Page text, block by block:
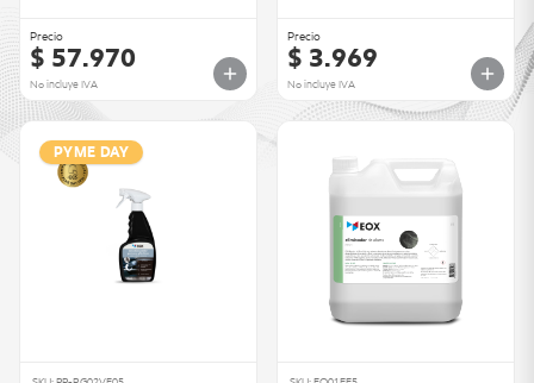
Precio
$ 57.970
No incluye IVA
Precio
$ 3.969
No incluye IVA
PYME DAY